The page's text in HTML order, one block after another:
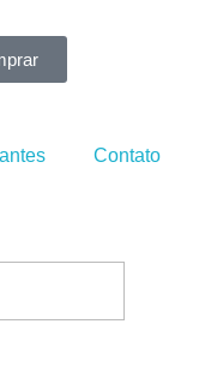
Contato